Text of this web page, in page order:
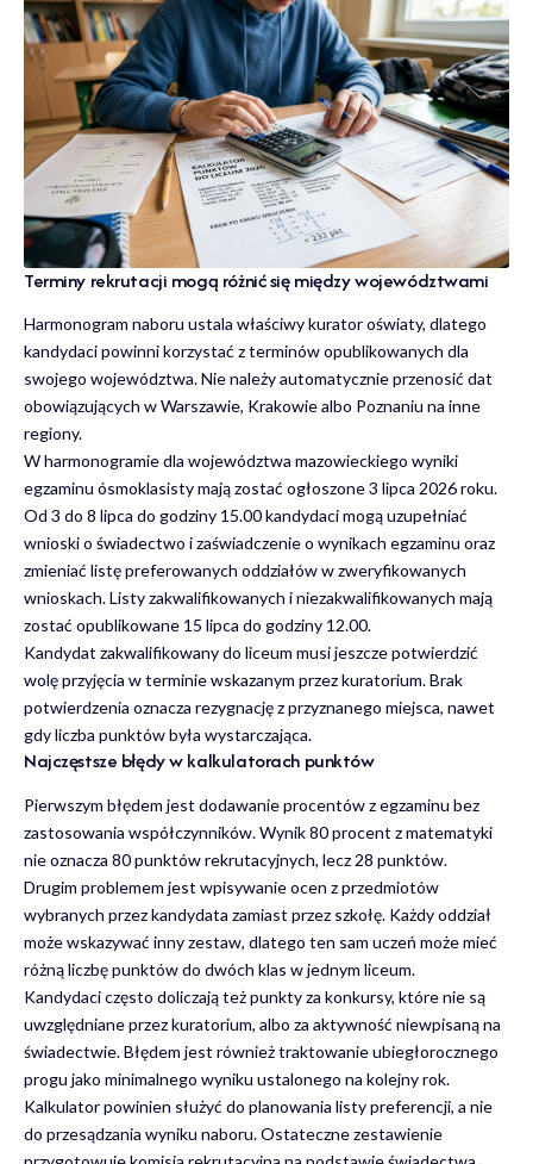
Terminy rekrutacji mogą różnić się między województwami
Harmonogram naboru ustala właściwy kurator oświaty, dlatego
kandydaci powinni korzystać z terminów opublikowanych dla
swojego województwa. Nie należy automatycznie przenosić dat
obowiązujących w Warszawie, Krakowie albo Poznaniu na inne
regiony.
W harmonogramie dla województwa mazowieckiego wyniki
egzaminu ósmoklasisty mają zostać ogłoszone 3 lipca 2026 roku.
Od 3 do 8 lipca do godziny 15.00 kandydaci mogą uzupełniać
wnioski o świadectwo i zaświadczenie o wynikach egzaminu oraz
zmieniać listę preferowanych oddziałów w zweryfikowanych
wnioskach. Listy zakwalifikowanych i niezakwalifikowanych mają
zostać opublikowane 15 lipca do godziny 12.00.
Kandydat zakwalifikowany do liceum musi jeszcze potwierdzić
wolę przyjęcia w terminie wskazanym przez kuratorium. Brak
potwierdzenia oznacza rezygnację z przyznanego miejsca, nawet
gdy liczba punktów była wystarczająca.
Najczęstsze błędy w kalkulatorach punktów
Pierwszym błędem jest dodawanie procentów z egzaminu bez
zastosowania współczynników. Wynik 80 procent z matematyki
nie oznacza 80 punktów rekrutacyjnych, lecz 28 punktów.
Drugim problemem jest wpisywanie ocen z przedmiotów
wybranych przez kandydata zamiast przez szkołę. Każdy oddział
może wskazywać inny zestaw, dlatego ten sam uczeń może mieć
różną liczbę punktów do dwóch klas w jednym liceum.
Kandydaci często doliczają też punkty za konkursy, które nie są
uwzględniane przez kuratorium, albo za aktywność niewpisaną na
świadectwie. Błędem jest również traktowanie ubiegłorocznego
progu jako minimalnego wyniku ustalonego na kolejny rok.
Kalkulator powinien służyć do planowania listy preferencji, a nie
do przesądzania wyniku naboru. Ostateczne zestawienie